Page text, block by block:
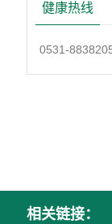
健康热线
0531-
相关链接：